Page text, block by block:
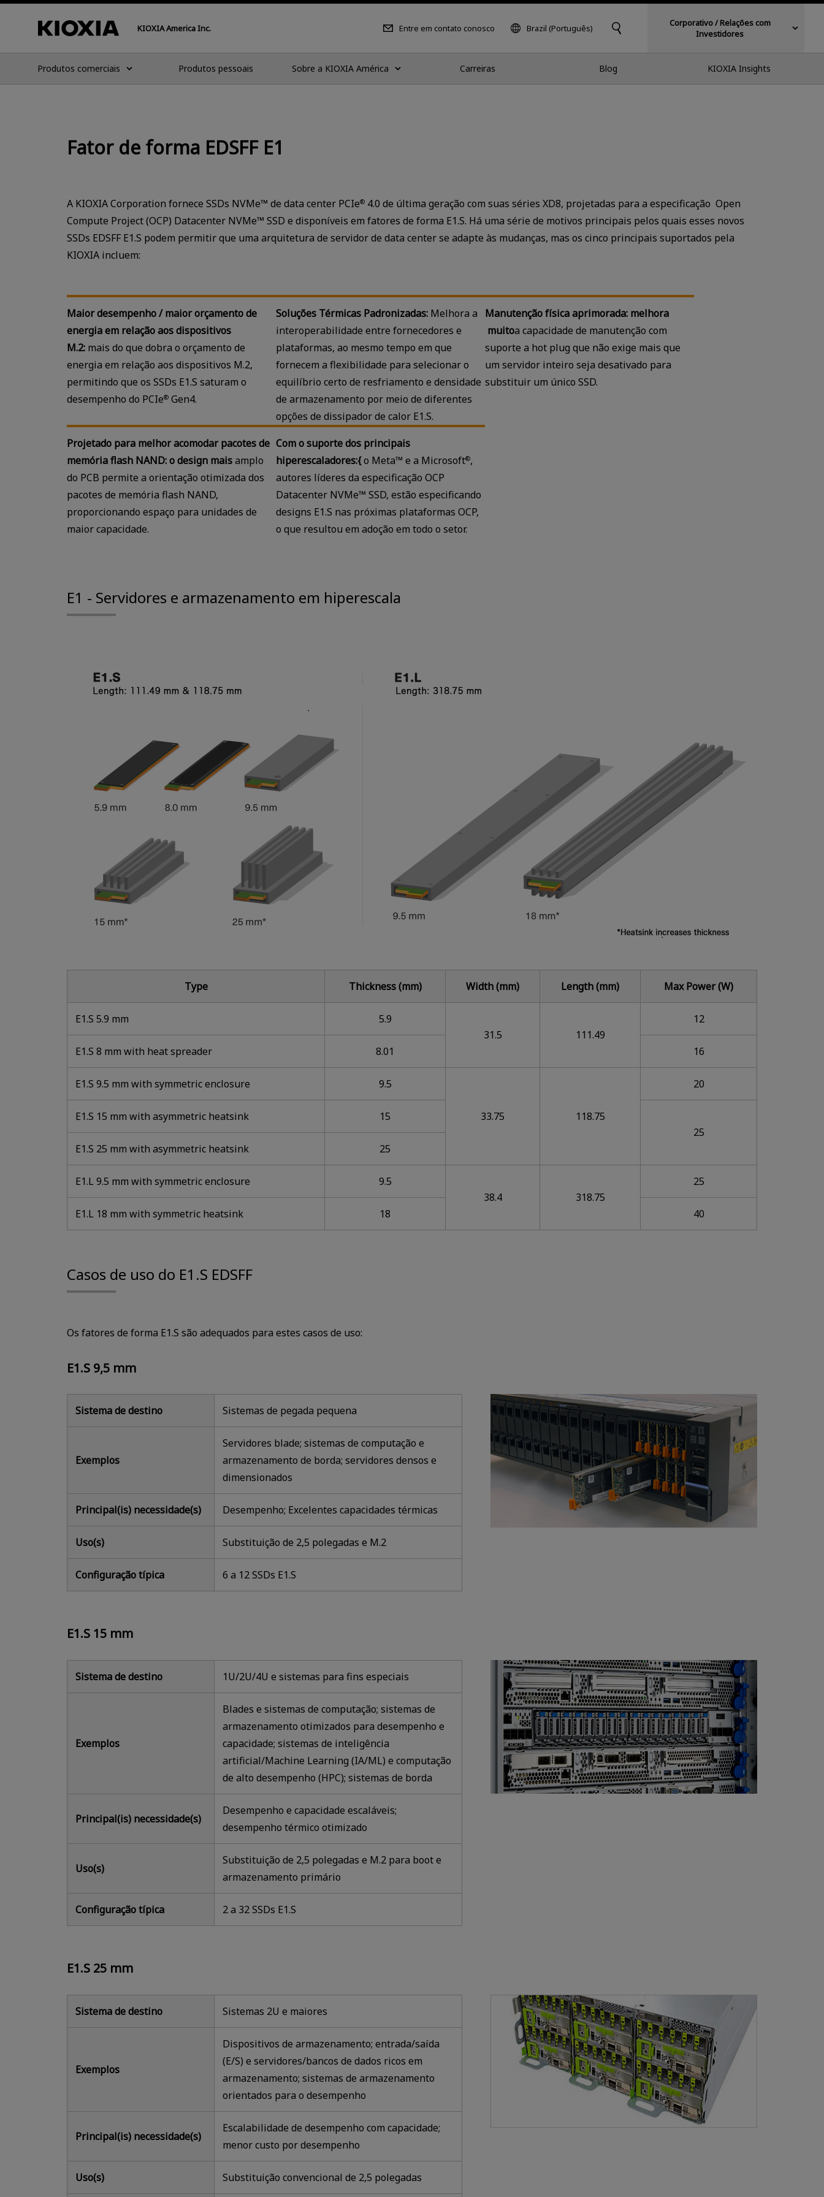
KIOXIA America Inc. Entre em contato conosco Brazil (Português)
Corporativo / Relações com
Investidores
Produtos comerciais Produtos pessoais Sobre a KIOXIA América Carreiras Blog KIOXIA Insights
Fator de forma EDSFF E1
A KIOXIA Corporation fornece SSDs NVMe™ de data center PCIe® 4.0 de última geração com suas séries XD8, projetadas para a especificação Open
Compute Project (OCP) Datacenter NVMe™ SSD e disponíveis em fatores de forma E1.S. Há uma série de motivos principais pelos quais esses novos
SSDs EDSFF E1.S podem permitir que uma arquitetura de servidor de data center se adapte às mudanças, mas os cinco principais suportados pela
KIOXIA incluem:
Maior desempenho / maior orçamento de
energia em relação aos dispositivos
M.2: mais do que dobra o orçamento de
energia em relação aos dispositivos M.2,
permitindo que os SSDs E1.S saturam o
desempenho do PCIe® Gen4.
Soluções Térmicas Padronizadas: Melhora a
interoperabilidade entre fornecedores e
plataformas, ao mesmo tempo em que
fornecem a flexibilidade para selecionar o
equilíbrio certo de resfriamento e densidade
de armazenamento por meio de diferentes
opções de dissipador de calor E1.S.
Manutenção física aprimorada: melhora
muitoa capacidade de manutenção com
suporte a hot plug que não exige mais que
um servidor inteiro seja desativado para
substituir um único SSD.
Projetado para melhor acomodar pacotes de
memória flash NAND: o design maisamplo
do PCB permite a orientação otimizada dos
pacotes de memória flash NAND,
proporcionando espaço para unidades de
maior capacidade.
Com o suporte dos principais
hiperescaladores:{o Meta™ e a Microsoft®,
autores líderes da especificação OCP
Datacenter NVMe™ SSD, estão especificando
designs E1.S nas próximas plataformas OCP,
o que resultou em adoção em todo o setor.
E1 - Servidores e armazenamento em hiperescala
Type Thickness (mm) Width (mm) Length (mm) Max Power (W)
E1.S 5.9 mm
5.9
31.5
111.49
12
E1.S 8 mm with heat spreader 8.01 16
E1.S 9.5 mm with symmetric enclosure 9.5
33.75 118.75
20
E1.S 15 mm with asymmetric heatsink
15
25
E1.S 25 mm with asymmetric heatsink
25
E1.L 9.5 mm with symmetric enclosure
9.5
38.4
318.75
25
E1.L 18 mm with symmetric heatsink 18 40
Casos de uso do E1.S EDSFF
Os fatores de forma E1.S são adequados para estes casos de uso:
E1.S 9,5 mm
Sistema de destino Sistemas de pegada pequena
Exemplos
Servidores blade; sistemas de computação e
armazenamento de borda; servidores densos e
dimensionados
Principal(is) necessidade(s) Desempenho; Excelentes capacidades térmicas
Uso(s) Substituição de 2,5 polegadas e M.2
Configuração típica 6 a 12 SSDs E1.S
E1.S 15 mm
Sistema de destino 1U/2U/4U e sistemas para fins especiais
Exemplos
Blades e sistemas de computação; sistemas de
armazenamento otimizados para desempenho e
capacidade; sistemas de inteligência
artificial/Machine Learning (IA/ML) e computação
de alto desempenho (HPC); sistemas de borda
Principal(is) necessidade(s)
Desempenho e capacidade escaláveis;
desempenho térmico otimizado
Uso(s)
Substituição de 2,5 polegadas e M.2 para boot e
armazenamento primário
Configuração típica 2 a 32 SSDs E1.S
E1.S 25 mm
Sistema de destino Sistemas 2U e maiores
Exemplos
Dispositivos de armazenamento; entrada/saída
(E/S) e servidores/bancos de dados ricos em
armazenamento; sistemas de armazenamento
orientados para o desempenho
Principal(is) necessidade(s)
Escalabilidade de desempenho com capacidade;
menor custo por desempenho
Uso(s) Substituição convencional de 2,5 polegadas